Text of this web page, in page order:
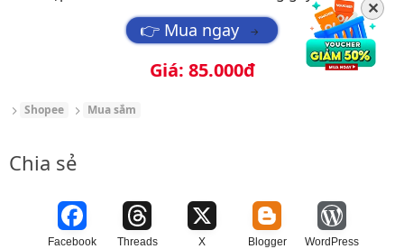
👉 Mua ngay →
Giá: 85.000đ
Shopee Mua sắm
Chia sẻ
Facebook Threads X Blogger WordPress
✕